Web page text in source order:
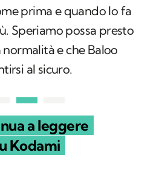
prima e quando lo fa
Speriamo possa presto
e che Baloo
al sicuro.
a leggere
Kodami